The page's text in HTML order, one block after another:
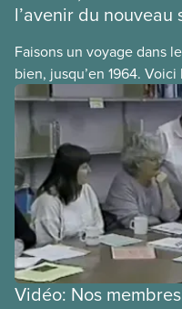
l’avenir du nouveau
Faisons un voyage dans
bien, jusqu’en 1964.
publication du SCFP, Le
apparition, dans les deux
octobre 1964, soit un an
fondation du SCFP, en
Vidéo: Nos